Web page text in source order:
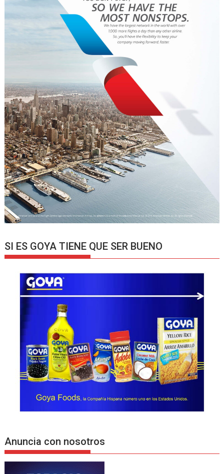
SI ES GOYA TIENE QUE SER BUENO
Anuncia con nosotros